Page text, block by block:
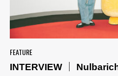
FEATURE
INTERVIEW ｜